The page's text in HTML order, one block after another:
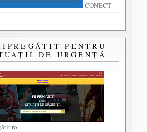
CONECT
PENTRU
DE URGENȚĂ